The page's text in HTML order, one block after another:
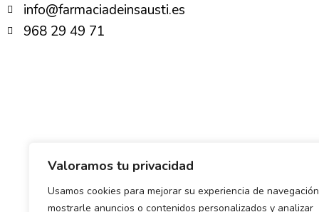
Valoramos tu privacidad
Usamos cookies para mejorar su experiencia de
mostrarle anuncios o contenidos personalizados y analizar
info@farmaciadeinsausti.es
968 29 49 71